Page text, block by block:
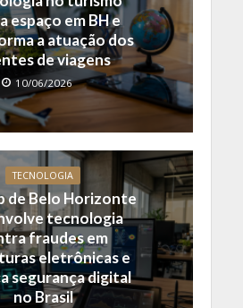
espaço em BH e
a atuação dos
de viagens
10/06/2026
TECNOLOGIA
de Belo Horizonte
tecnologia
fraudes em
eletrônicas e
segurança digital
no Brasil